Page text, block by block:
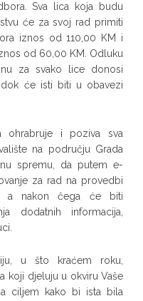
Sva lica koja budu
će za svoj rad primiti
iznos od 110,00 KM i
od 60,00 KM. Odluku
za svako lice donosi
dok će isti biti u obavezi
ohrabruje i poziva sva
na području Grada
spremu, da putem e-
za rad na provedbi
a nakon čega će biti
dodatnih informacija,
u što kraćem roku,
koji djeluju u okviru Vaše
ciljem kako bi ista bila